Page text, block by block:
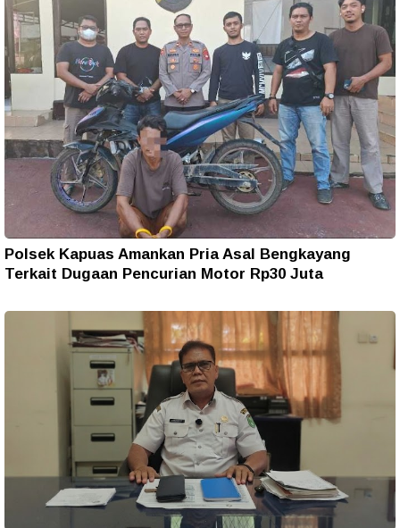
Polsek Kapuas Amankan Pria Asal Bengkayang
Terkait Dugaan Pencurian Motor Rp30 Juta